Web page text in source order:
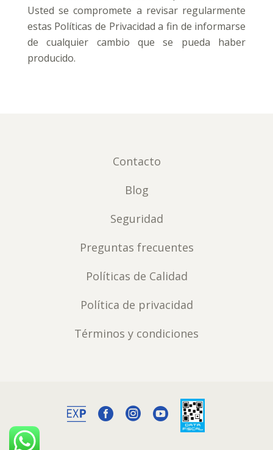
Usted se compromete a revisar regularmente
estas Políticas de Privacidad a fin de informarse
de cualquier cambio que se pueda haber
producido.
Contacto
Blog
Seguridad
Preguntas frecuentes
Políticas de Calidad
Política de privacidad
Términos y condiciones
  